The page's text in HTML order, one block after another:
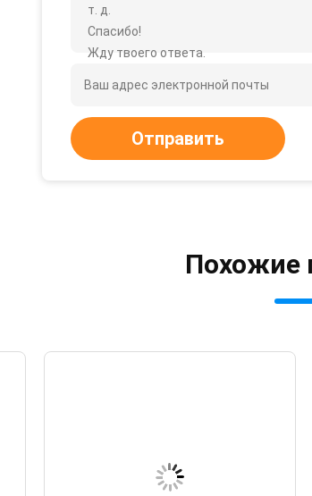
т. д.
Спасибо!
Жду твоего ответа.
Отправить
Похожие